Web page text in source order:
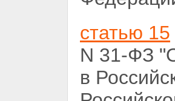
статью 15
N 31-ФЗ
в